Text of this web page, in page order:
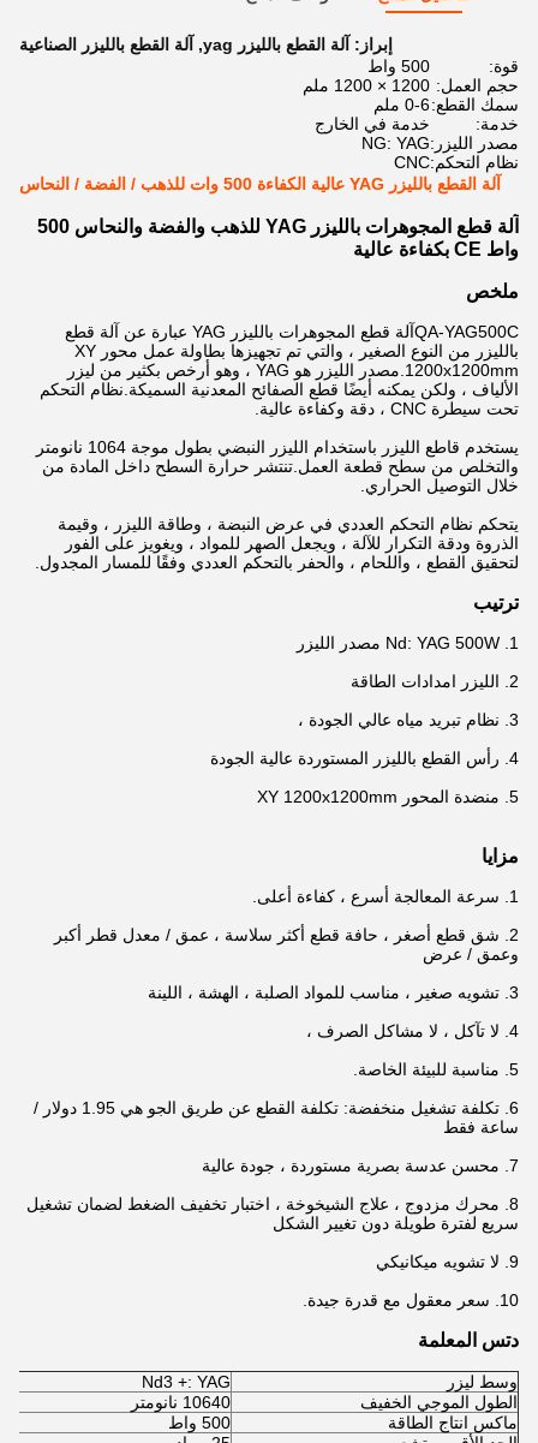
إبراز: آلة القطع بالليزر yag , آلة القطع بالليزر الصناعية
قوة:
500 واط
حجم العمل: 1200 × 1200 ملم
سمك القطع:0-6 ملم
خدمة:
خدمة في الخارج
مصدر الليزر:NG: YAG
نظام التحكم:CNC
آلة القطع بالليزر YAG عالية الكفاءة 500 وات للذهب / الفضة / النحاس
آلة قطع المجوهرات بالليزر YAG للذهب والفضة والنحاس 500
واط CE بكفاءة عالية
ملخص
QA-YAG500C
آلة قطع المجوهرات بالليزر YAG عبارة عن آلة قطع
بالليزر من النوع الصغير ، والتي تم تجهيزها بطاولة عمل محور XY
1200x1200mm.مصدر الليزر هو YAG ، وهو أرخص بكثير من ليزر
الألياف ، ولكن يمكنه أيضًا قطع الصفائح المعدنية السميكة.نظام التحكم
تحت سيطرة CNC ، دقة وكفاءة عالية.
يستخدم قاطع الليزر باستخدام الليزر النبضي بطول موجة 1064 نانومتر
والتخلص من سطح قطعة العمل.تنتشر حرارة السطح داخل المادة من
خلال التوصيل الحراري.
يتحكم نظام التحكم العددي في عرض النبضة ، وطاقة الليزر ، وقيمة
الذروة ودقة التكرار للآلة ، ويجعل الصهر للمواد ، ويغويز على الفور
لتحقيق القطع ، واللحام ، والحفر بالتحكم العددي وفقًا للمسار المجدول.
ترتيب
1. Nd: YAG 500W مصدر الليزر
2. الليزر امدادات الطاقة
3. نظام تبريد مياه عالي الجودة ،
4. رأس القطع بالليزر المستوردة عالية الجودة
5. منضدة المحور XY 1200x1200mm
مزايا
1. سرعة المعالجة أسرع ، كفاءة أعلى.
2. شق قطع أصغر ، حافة قطع أكثر سلاسة ، عمق / معدل قطر أكبر
وعمق / عرض
3. تشويه صغير ، مناسب للمواد الصلبة ، الهشة ، اللينة
4. لا تآكل ، لا مشاكل الصرف ،
5. مناسبة للبيئة الخاصة.
6. تكلفة تشغيل منخفضة: تكلفة القطع عن طريق الجو هي 1.95 دولار /
ساعة فقط
7. محسن عدسة بصرية مستوردة ، جودة عالية
8. محرك مزدوج ، علاج الشيخوخة ، اختبار تخفيف الضغط لضمان تشغيل
سريع لفترة طويلة دون تغيير الشكل
9. لا تشويه ميكانيكي
10. سعر معقول مع قدرة جيدة.
دتس المعلمة
وسط ليزر
Nd3 +: YAG
الطول الموجي الخفيف
10640 نانومتر
ماكس انتاج الطاقة
500 واط